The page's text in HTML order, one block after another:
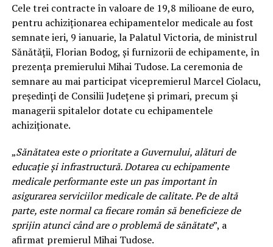
Cele trei contracte în valoare de 19,8 milioane de euro,
pentru achiziționarea echipamentelor medicale au fost
semnate ieri, 9 ianuarie, la Palatul Victoria, de ministrul
Sănătății, Florian Bodog, și furnizorii de echipamente, în
prezența premierului Mihai Tudose. La ceremonia de
semnare au mai participat vicepremierul Marcel Ciolacu,
președinți de Consilii Județene și primari, precum și
managerii spitalelor dotate cu echipamentele
achiziționate.
„Sănătatea este o prioritate a Guvernului, alături de
educație și infrastructură. Dotarea cu echipamente
medicale performante este un pas important în
asigurarea serviciilor medicale de calitate. Pe de altă
parte, este normal ca fiecare român să beneficieze de
sprijin atunci când are o problemă de sănătate”, a
afirmat premierul Mihai Tudose.